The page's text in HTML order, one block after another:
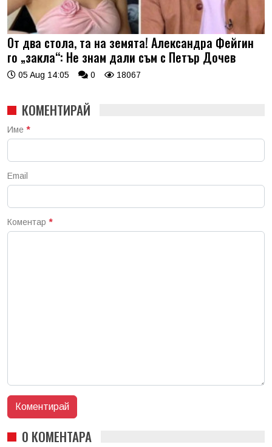
От два стола, та на земята! Александра Фейгин
го „закла“: Не знам дали съм с Петър Дочев
05 Aug 14:05 0 18067
КОМЕНТИРАЙ
Име *
Email
Коментар *
0 КОМЕНТАРА